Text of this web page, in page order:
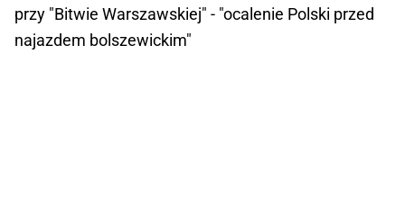
przy "Bitwie Warszawskiej" - "ocalenie Polski przed
najazdem bolszewickim"